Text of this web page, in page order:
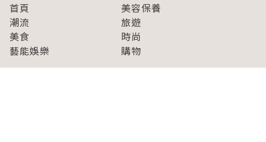
首頁
美容保養
潮流
旅遊
美食
時尚
藝能娛樂
購物